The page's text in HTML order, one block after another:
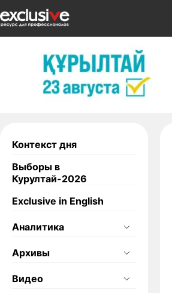
Контекст дня
Выборы в
Курултай-2026
Exclusive in English
Аналитика
Архивы
Видео